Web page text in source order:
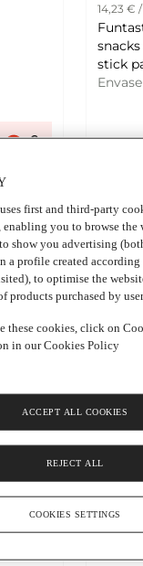
C
d
o
2,
la
u
ni
d
sa
€
14,23 €
stick
perros
bacon
Envase
first and third-party
you to browse the
show you advertising
a profile created
to optimise the
products purchased by
these cookies, click on
in our Cookies Policy
REJECT ALL
ACCEPT ALL COOKIES
COOKIES SETTINGS